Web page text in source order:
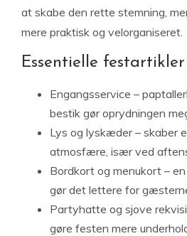
at skabe den rette stemning,
mere praktisk og velorganiseret.
Essentielle
Engangsservice –
bestik gør oprydningen
Lys og lyskæder – skaber
atmosfære, især ved
Bordkort og menukort –
gør det lettere for
Partyhatte og sjove
gøre festen mere